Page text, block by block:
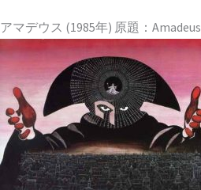
アマデウス (1985年) 原題：Amadeus